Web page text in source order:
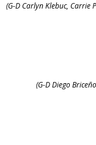
(G-D Carlyn Klebuc, Carrie
(G-D Diego